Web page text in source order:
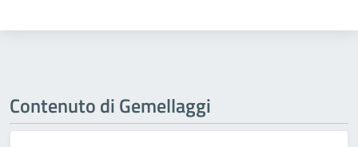
Contenuto di Gemellaggi